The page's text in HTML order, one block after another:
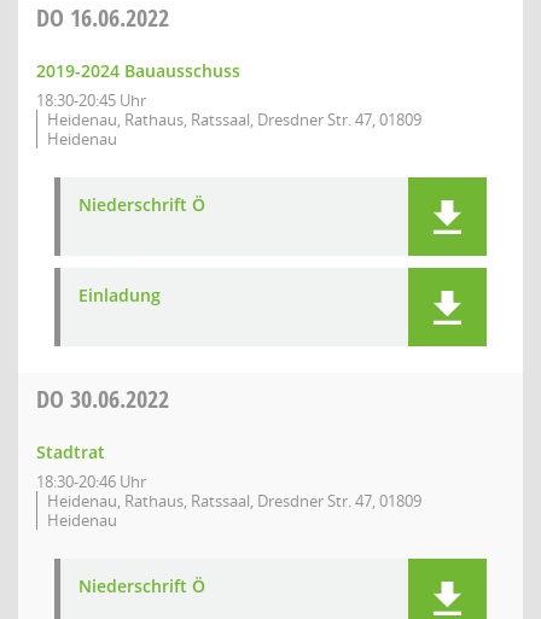
DO 16.06.2022
2019-2024 Bauausschuss
18:30-20:45 Uhr
Heidenau, Rathaus, Ratssaal, Dresdner Str. 47, 01809
Heidenau
Niederschrift Ö
Einladung
DO 30.06.2022
Stadtrat
18:30-20:46 Uhr
Heidenau, Rathaus, Ratssaal, Dresdner Str. 47, 01809
Heidenau
Niederschrift Ö